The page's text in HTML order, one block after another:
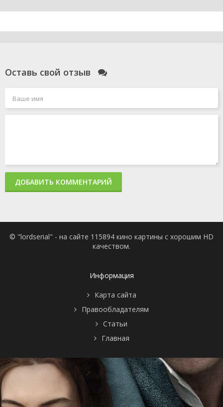
Оставь свой отзыв
ДОБАВИТЬ КОММЕНТАРИЙ
© "lordserial" - на сайте 115894 кино картины с хорошим HD
качеством.
Информация
Карта сайта
Правообладателям
Статьи
Главная